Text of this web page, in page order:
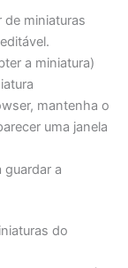
de miniaturas
a miniatura)
mantenha o
uma janela
guardar a
do